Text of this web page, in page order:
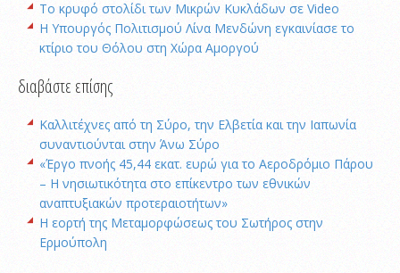
To κρυφό στολίδι των Μικρών Κυκλάδων σε Video
Η Υπουργός Πολιτισμού Λίνα Μενδώνη εγκαινίασε το
κτίριο του Θόλου στη Χώρα Αμοργού
διαβάστε επίσης
Καλλιτέχνες από τη Σύρο, την Ελβετία και την Ιαπωνία
συναντιούνται στην Άνω Σύρο
«Έργο πνοής 45,44 εκατ. ευρώ για το Αεροδρόμιο Πάρου
– Η νησιωτικότητα στο επίκεντρο των εθνικών
αναπτυξιακών προτεραιοτήτων»
Η εορτή της Μεταμορφώσεως του Σωτήρος στην
Ερμούπολη